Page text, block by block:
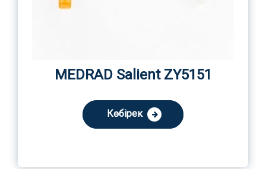
MEDRAD Salient ZY5151
Көбірек